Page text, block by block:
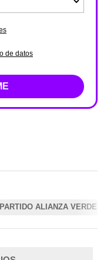
de datos
PARTIDO ALIANZA VERDE